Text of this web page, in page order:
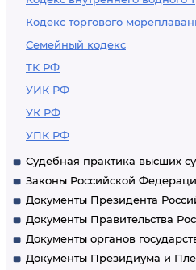
Кодекс торгового
Семейный кодекс
ТК РФ
УИК РФ
УК РФ
УПК РФ
Судебная практика высших
Законы Российской
Документы Президента
Документы Правительства
Документы органов
Документы Президиума и